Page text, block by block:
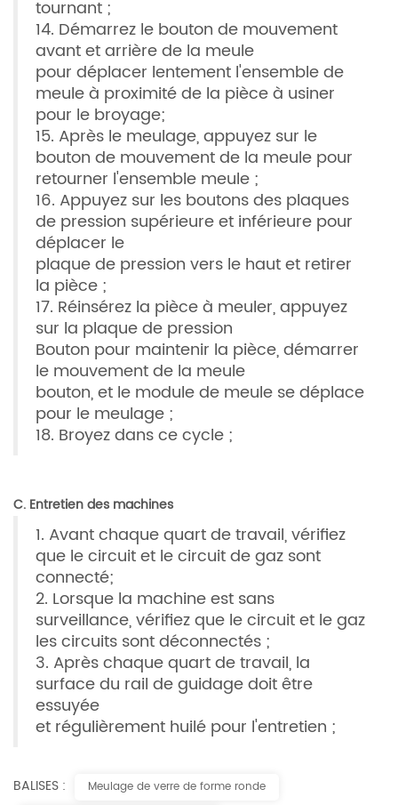
tournant ;
14. Démarrez le bouton de mouvement
avant et arrière de la meule
pour déplacer lentement l'ensemble de
meule à proximité de la pièce à usiner
pour le broyage;
15. Après le meulage, appuyez sur le
bouton de mouvement de la meule pour
retourner l'ensemble meule ;
16. Appuyez sur les boutons des plaques
de pression supérieure et inférieure pour
déplacer le
plaque de pression vers le haut et retirer
la pièce ;
17. Réinsérez la pièce à meuler, appuyez
sur la plaque de pression
Bouton pour maintenir la pièce, démarrer
le mouvement de la meule
bouton, et le module de meule se déplace
pour le meulage ;
18. Broyez dans ce cycle ;
C. Entretien des machines
1. Avant chaque quart de travail, vérifiez
que le circuit et le circuit de gaz sont
connecté;
2. Lorsque la machine est sans
surveillance, vérifiez que le circuit et le gaz
les circuits sont déconnectés ;
3. Après chaque quart de travail, la
surface du rail de guidage doit être
essuyée
et régulièrement huilé pour l'entretien ;
BALISES :
Meulage de verre de forme ronde